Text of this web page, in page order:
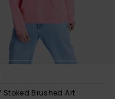
Stoked Brushed Art